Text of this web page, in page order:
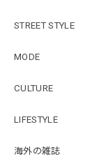
STREET STYLE
MODE
CULTURE
LIFESTYLE
海外の雑誌